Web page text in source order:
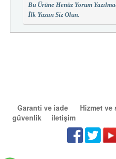
Bu Ürüne Henüz Yorum
İlk Yazan Siz Olun.
Garanti ve iade Hizmet ve
güvenlik
iletişim